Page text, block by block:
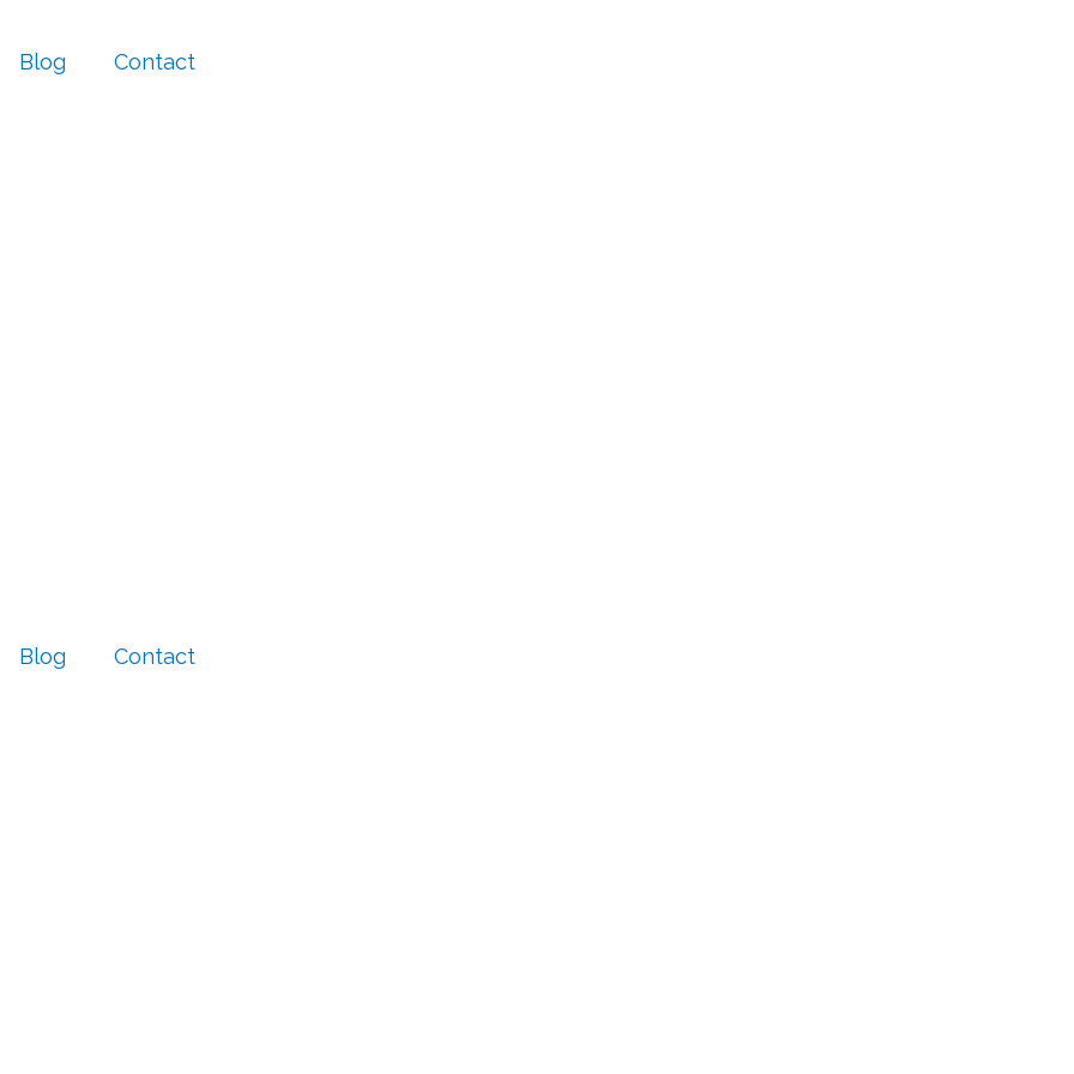
Blog Contact
Blog Contact